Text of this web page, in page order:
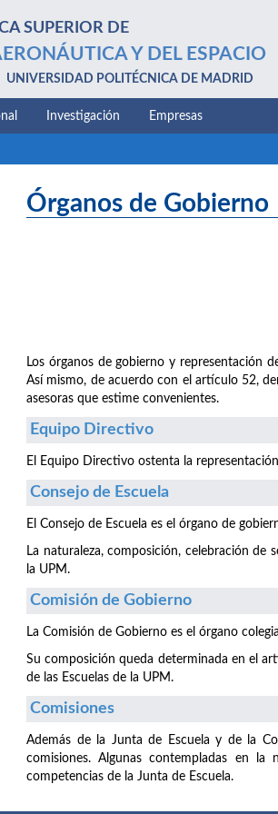
SUPERIOR DE
Y DEL ESPACIO
UNIVERSIDAD POLITÉCNICA DE MADRID
Investigación Empresas
Órganos de Gobierno
Los órganos de gobierno y representación
Así mismo, de acuerdo con el artículo 52,
asesoras que estime convenientes.
Equipo Directivo
El Equipo Directivo ostenta la
Consejo de Escuela
El Consejo de Escuela es el órgano de
La naturaleza, composición, celebración
la UPM.
Comisión de Gobierno
La Comisión de Gobierno es el órgano
Su composición queda determinada en el
de las Escuelas de la UPM.
Comisiones
Además de la Junta de Escuela y de la
comisiones. Algunas contempladas en
competencias de la Junta de Escuela.